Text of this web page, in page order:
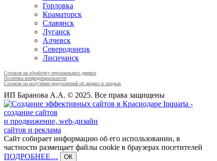
Горловка
Краматорск
Славянск
Луганск
Алчевск
Северодонецк
Лисичанск
Согласие на обработку персональных данных
Политика конфиденциальности
Согласие на получение предложений об акциях и скидках
ИП Баранова А.А. © 2025. Все права защищены
Inquarta -
создание сайтов
и продвижение, web-дизайн
сайтов и реклама
Сайт собирает информацию об его использовании, в
частности размещает файлы cookie в браузерах посетителей
ПОДРОБНЕЕ…
ОК